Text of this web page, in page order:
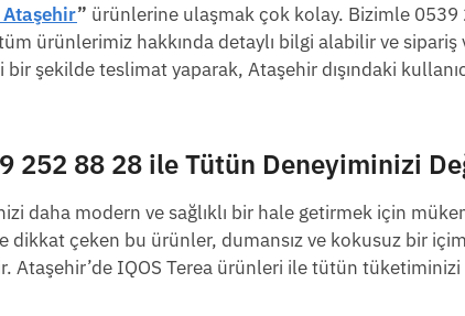
Ataşehir” ürünlerine ulaşmak çok kolay. Bizimle 0539
ürünlerimiz hakkında detaylı bilgi alabilir ve sipariş
bir şekilde teslimat yaparak, Ataşehir dışındaki
252 88 28 ile Tütün Deneyiminizi
daha modern ve sağlıklı bir hale getirmek için
dikkat çeken bu ürünler, dumansız ve kokusuz bir
Ataşehir’de IQOS Terea ürünleri ile tütün tüketiminizi